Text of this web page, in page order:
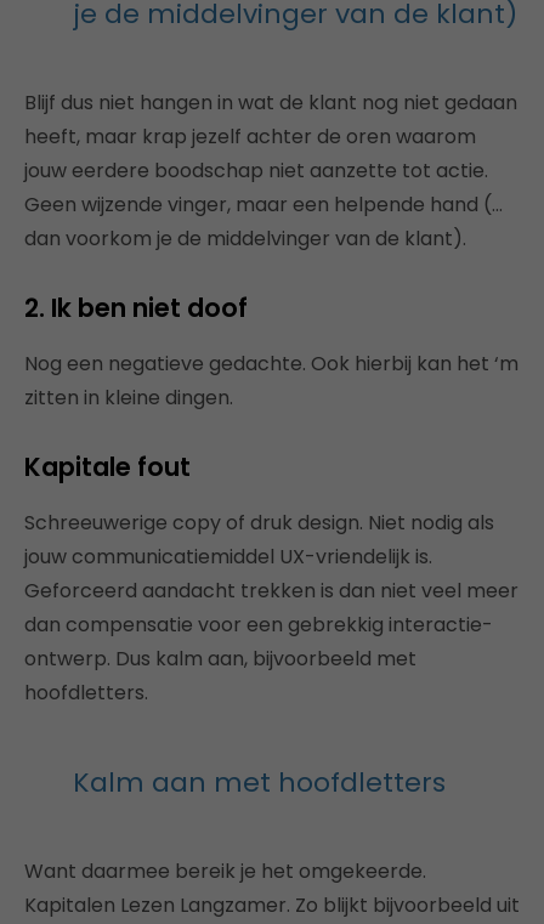
je de middelvinger van de klant)
Blijf dus niet hangen in wat de klant nog niet gedaan
heeft, maar krap jezelf achter de oren waarom
jouw eerdere boodschap niet aanzette tot actie.
Geen wijzende vinger, maar een helpende hand (…
dan voorkom je de middelvinger van de klant).
2. Ik ben niet doof
Nog een negatieve gedachte. Ook hierbij kan het ‘m
zitten in kleine dingen.
Kapitale fout
Schreeuwerige copy of druk design. Niet nodig als
jouw communicatiemiddel UX-vriendelijk is.
Geforceerd aandacht trekken is dan niet veel meer
dan compensatie voor een gebrekkig interactie-
ontwerp. Dus kalm aan, bijvoorbeeld met
hoofdletters.
Kalm aan met hoofdletters
Want daarmee bereik je het omgekeerde.
Kapitalen Lezen Langzamer. Zo blijkt bijvoorbeeld uit